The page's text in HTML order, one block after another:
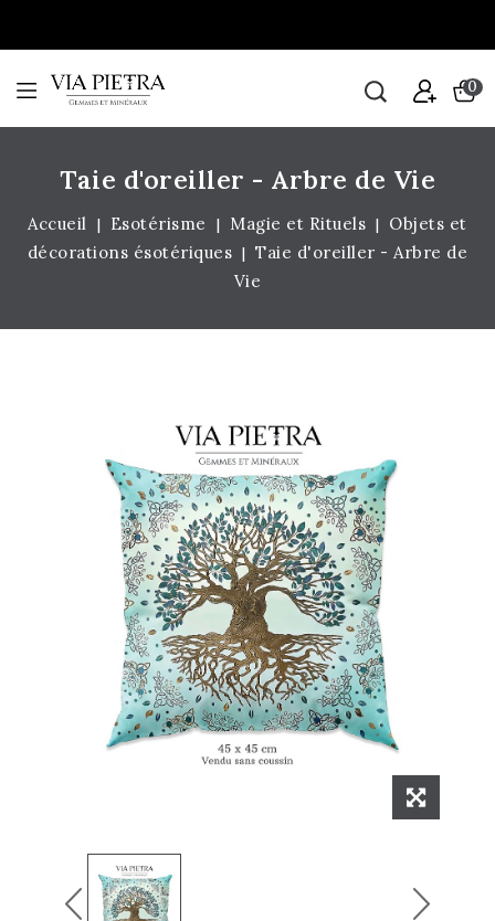
0
Taie d'oreiller - Arbre de Vie
Accueil Esotérisme Magie et Rituels
Objets et
décorations ésotériques
Taie d'oreiller - Arbre de
Vie